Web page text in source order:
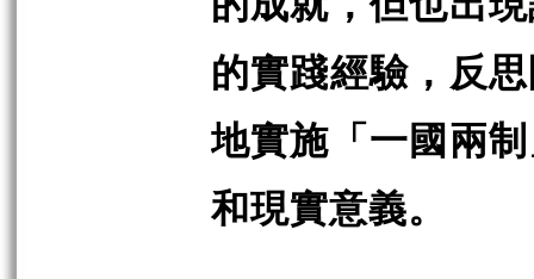
的實踐經驗，反
地實施「一國兩
和現實意義。